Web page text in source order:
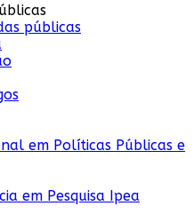
públicas
em Políticas Públicas e
em Pesquisa Ipea